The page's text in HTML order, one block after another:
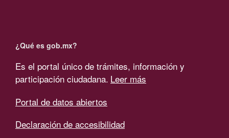
¿Qué es gob.mx?
Es el portal único de trámites, información y
participación ciudadana. Leer más
Portal de datos abiertos
Declaración de accesibilidad